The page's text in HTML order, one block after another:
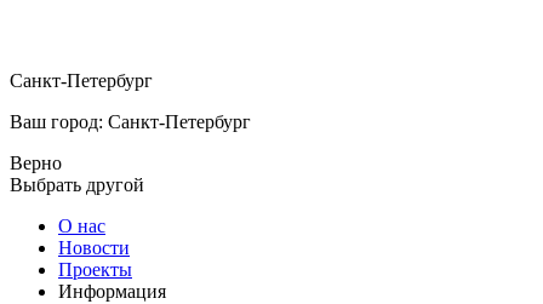
Санкт-Петербург
Ваш город: Санкт-Петербург
Верно
Выбрать другой
О нас
Новости
Проекты
Информация